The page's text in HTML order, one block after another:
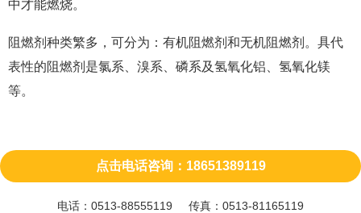
中才能燃烧。
阻燃剂种类繁多，可分为：有机阻燃剂和无机阻燃剂。具代
表性的阻燃剂是氯系、溴系、磷系及氢氧化铝、氢氧化镁
等。
点击电话咨询：18651389119
电话：0513-88555119 传真：0513-81165119